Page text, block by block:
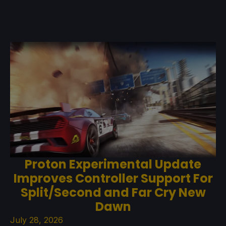
Proton Experimental Update
Improves Controller Support For
Split/Second and Far Cry New
Dawn
July 28, 2026